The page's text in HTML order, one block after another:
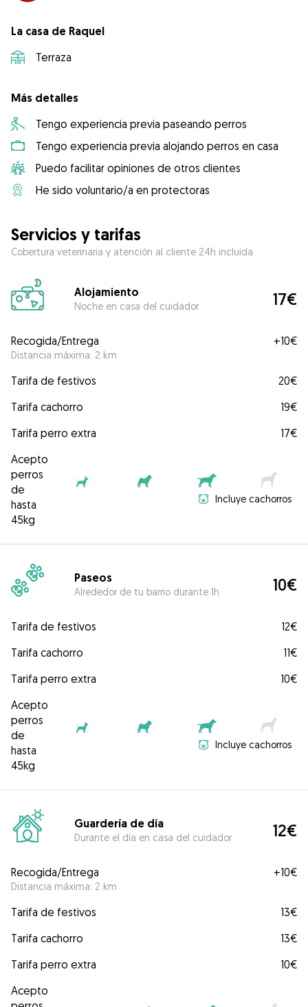
La casa de Raquel
Terraza
Más detalles
Tengo experiencia previa paseando perros
Tengo experiencia previa alojando perros en casa
Puedo facilitar opiniones de otros clientes
He sido voluntario/a en protectoras
Servicios y tarifas
Cobertura veterinaria y atención al cliente 24h incluida
Alojamiento
Noche en casa del cuidador 17€
Recogida/Entrega
Distancia máxima: 2 km
+10€
Tarifa de festivos
20€
Tarifa cachorro
19€
Tarifa perro extra
17€
Acepto
perros
de
hasta
45kg
Incluye cachorros
Paseos
Alrededor de tu barrio durante 1h 10€
Tarifa de festivos
12€
Tarifa cachorro
11€
Tarifa perro extra
10€
Acepto
perros
de
hasta
45kg
Incluye cachorros
Guardería de día
Durante el día en casa del cuidador 12€
Recogida/Entrega
Distancia máxima: 2 km
+10€
Tarifa de festivos
13€
Tarifa cachorro
13€
Tarifa perro extra
10€
Acepto